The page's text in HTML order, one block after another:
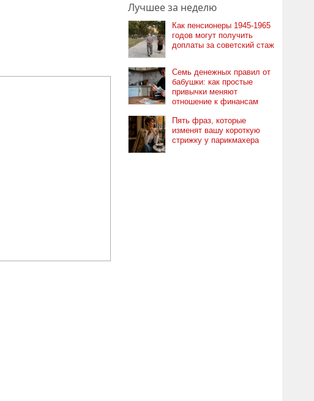
Лучшее за неделю
Как пенсионеры 1945-1965
годов могут получить
доплаты за советский стаж
Семь денежных правил от
бабушки: как простые
привычки меняют
отношение к финансам
Пять фраз, которые
изменят вашу короткую
стрижку у парикмахера